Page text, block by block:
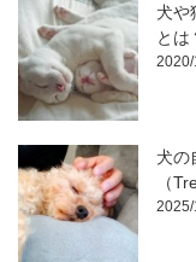
犬や
とは
犬の
（